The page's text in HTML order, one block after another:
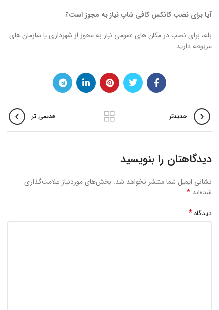
آیا برای نصب کانکس کافی شاپ نیاز به مجوز است؟
بله، برای نصب در مکان ‌های عمومی نیاز به مجوز از شهرداری یا سازمان ‌های
مربوطه دارید.
جدیدتر قدیمی تر
دیدگاهتان را بنویسید
نشانی ایمیل شما منتشر نخواهد شد. بخش‌های موردنیاز علامت‌گذاری
شده‌اند *
دیدگاه*